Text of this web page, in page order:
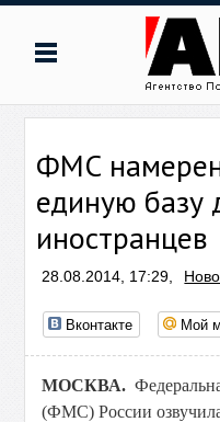
ФМС
единую базу
иностранцев
28.08.2014, 17:29,
Вконтакте Мой
МОСКВА.
(ФМС) России